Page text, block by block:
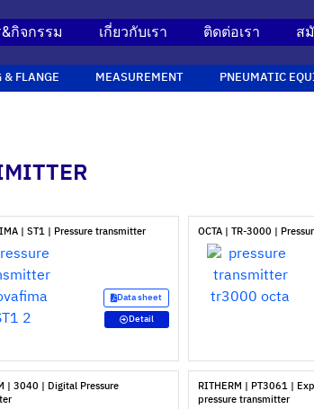
กิจกรรม เกี่ยวกับเรา ติดต่อเรา ส
FLANGE MEASUREMENT PNEUMATIC
| ST1 | Pressure transmitter
Data sheet
Detail
OCTA | TR-3000 |
| 3040 | Digital Pressure
RITHERM | PT3061 |
pressure transmitter